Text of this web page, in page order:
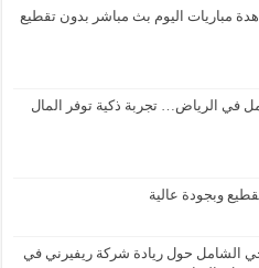
مباريات اليوم بث مباشر بدون تقطيع
في الرياض… تجربة ذكية توفر المال
وبجودة عالية
الشامل حول ريادة شركة ريفيرني في